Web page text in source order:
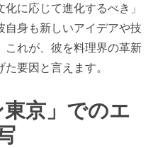
に応じて進化するべき」
自身も新しいアイデアや技
これが、彼を料理界の革新
要因と言えます。
東京」でのエ